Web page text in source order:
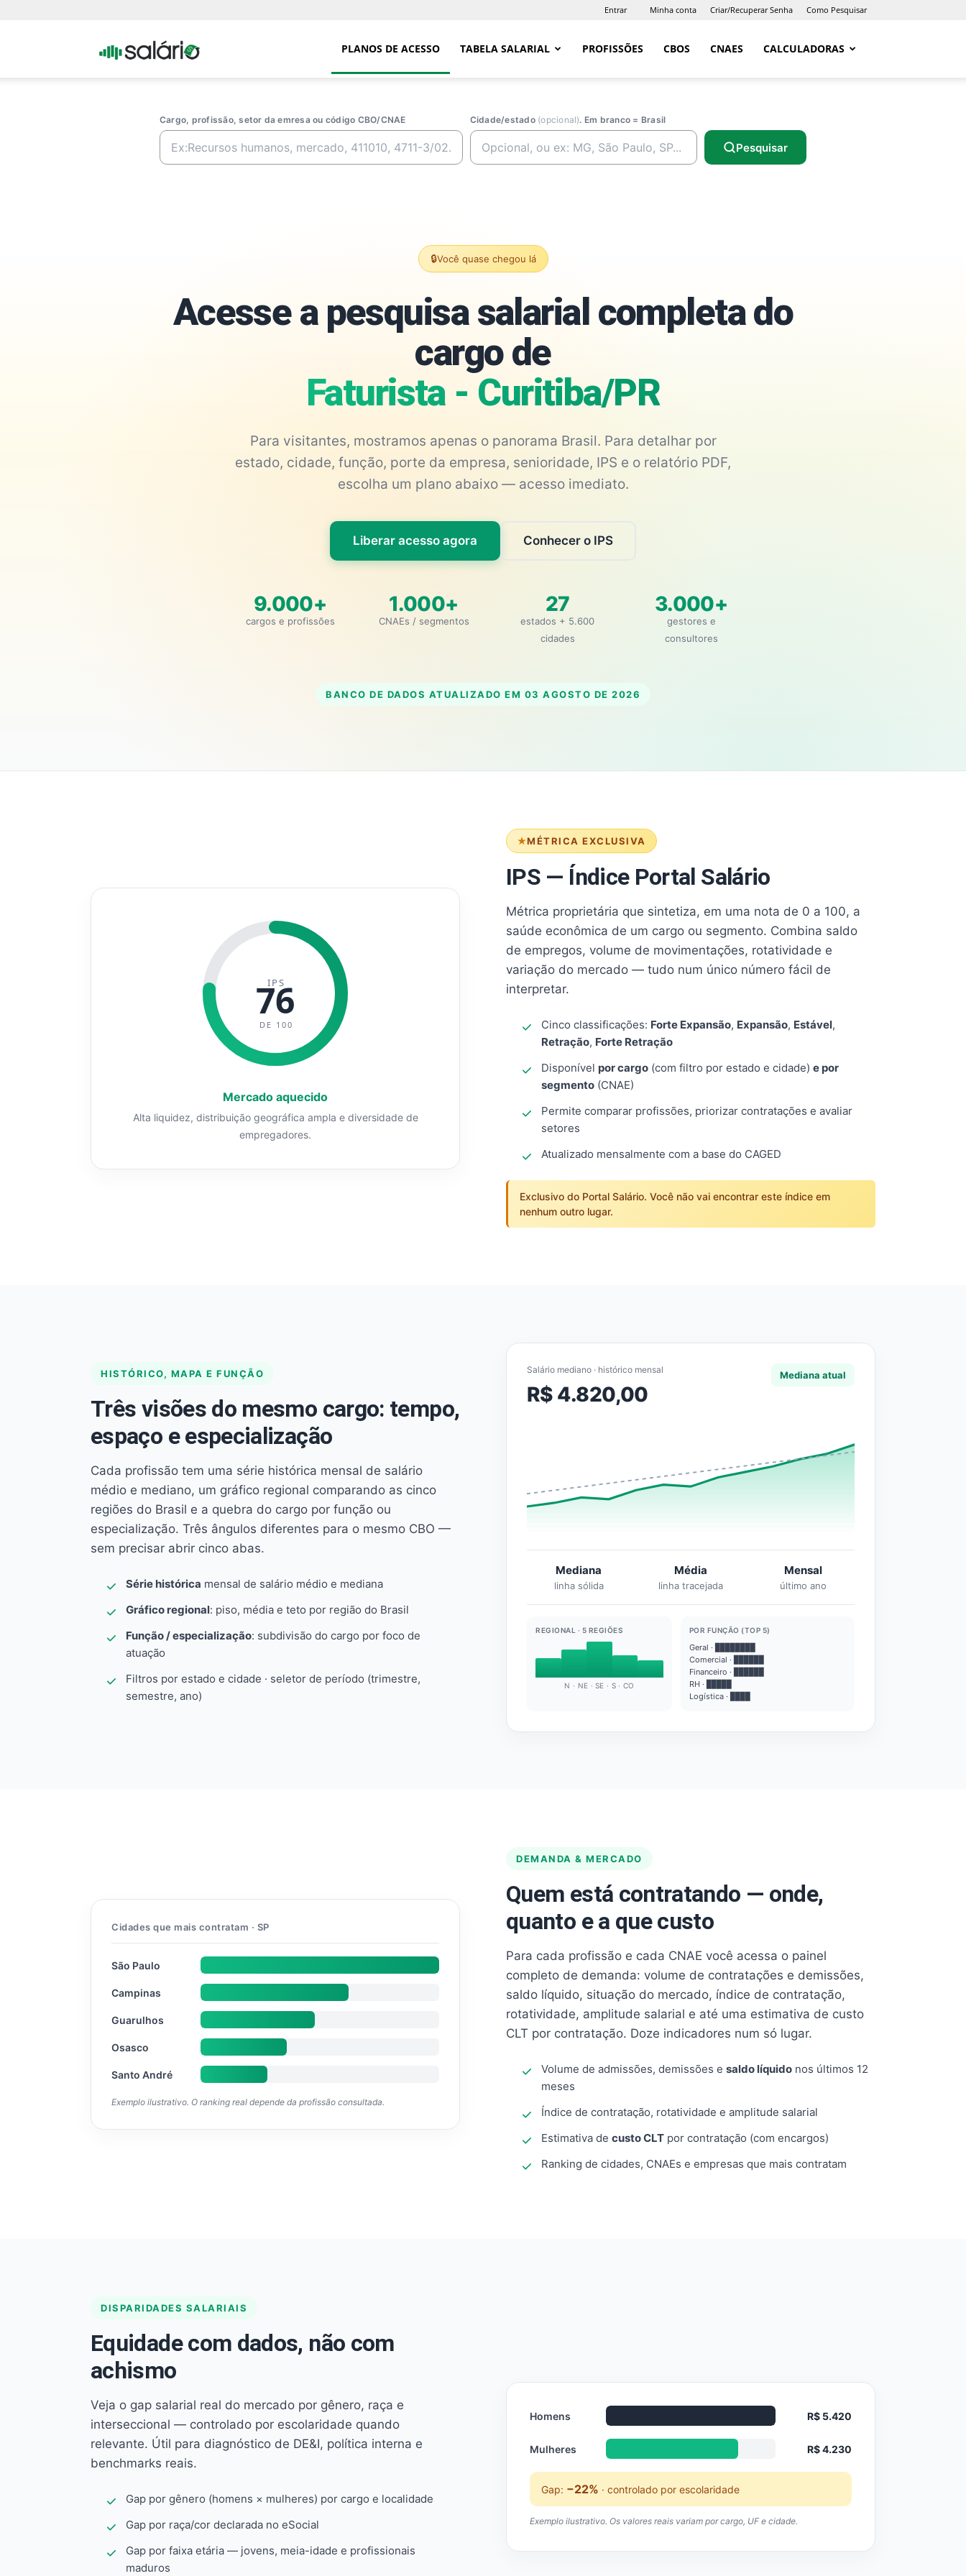
Entrar Minha conta Criar/Recuperar Senha Como Pesquisar
Portal PLANOS DE ACESSO TABELA SALARIAL PROFISSÕES CBOS CNAES CALCULADORAS
Cargo, profissão, setor da emresa ou código CBO/CNAE Cidade/estado (opcional). Em branco = Brasil
Pesquisar
🔒Você quase chegou lá
Acesse a pesquisa salarial completa do
cargo de
Faturista - Curitiba/PR
Para visitantes, mostramos apenas o panorama Brasil. Para detalhar por
estado, cidade, função, porte da empresa, senioridade, IPS e o relatório PDF,
escolha um plano abaixo — acesso imediato.
Liberar acesso agora Conhecer o IPS
9.000+
cargos e profissões
1.000+
CNAEs / segmentos
27
estados + 5.600
cidades
3.000+
gestores e
consultores
BANCO DE DADOS ATUALIZADO EM 03 AGOSTO DE 2026
MÉTRICA EXCLUSIVA
IPS — Índice Portal Salário
Métrica proprietária que sintetiza, em uma nota de 0 a 100, a
saúde econômica de um cargo ou segmento. Combina saldo
de empregos, volume de movimentações, rotatividade e
variação do mercado — tudo num único número fácil de
interpretar.
Cinco classificações: Forte Expansão, Expansão, Estável,
Retração, Forte Retração
Disponível por cargo (com filtro por estado e cidade) e por
segmento (CNAE)
Permite comparar profissões, priorizar contratações e avaliar
setores
Atualizado mensalmente com a base do CAGED
Exclusivo do Portal Salário. Você não vai encontrar este índice em
nenhum outro lugar.
IPS
76
DE 100
Mercado aquecido
Alta liquidez, distribuição geográfica ampla e diversidade de
empregadores.
HISTÓRICO, MAPA E FUNÇÃO
Três visões do mesmo cargo: tempo,
espaço e especialização
Cada profissão tem uma série histórica mensal de salário
médio e mediano, um gráfico regional comparando as cinco
regiões do Brasil e a quebra do cargo por função ou
especialização. Três ângulos diferentes para o mesmo CBO —
sem precisar abrir cinco abas.
Série histórica mensal de salário médio e mediana
Gráfico regional: piso, média e teto por região do Brasil
Função / especialização: subdivisão do cargo por foco de
atuação
Filtros por estado e cidade · seletor de período (trimestre,
semestre, ano)
Salário mediano · histórico mensal
R$ 4.820,00
Mediana atual
Mediana
linha sólida
Média
linha tracejada
Mensal
último ano
REGIONAL · 5 REGIÕES
N · NE · SE · S · CO
POR FUNÇÃO (TOP 5)
Geral · ████████
Comercial · ██████
Financeiro · ██████
RH · █████
Logística · ████
DEMANDA & MERCADO
Quem está contratando — onde,
quanto e a que custo
Para cada profissão e cada CNAE você acessa o painel
completo de demanda: volume de contratações e demissões,
saldo líquido, situação do mercado, índice de contratação,
rotatividade, amplitude salarial e até uma estimativa de custo
CLT por contratação. Doze indicadores num só lugar.
Volume de admissões, demissões e saldo líquido nos últimos 12
meses
Índice de contratação, rotatividade e amplitude salarial
Estimativa de custo CLT por contratação (com encargos)
Ranking de cidades, CNAEs e empresas que mais contratam
Cidades que mais contratam · SP
São Paulo
Campinas
Guarulhos
Osasco
Santo André
Exemplo ilustrativo. O ranking real depende da profissão consultada.
DISPARIDADES SALARIAIS
Equidade com dados, não com
achismo
Veja o gap salarial real do mercado por gênero, raça e
interseccional — controlado por escolaridade quando
relevante. Útil para diagnóstico de DE&I, política interna e
benchmarks reais.
Gap por gênero (homens × mulheres) por cargo e localidade
Gap por raça/cor declarada no eSocial
Gap por faixa etária — jovens, meia-idade e profissionais
maduros
Homens R$ 5.420
Mulheres R$ 4.230
Gap: −22% · controlado por escolaridade
Exemplo ilustrativo. Os valores reais variam por cargo, UF e cidade.